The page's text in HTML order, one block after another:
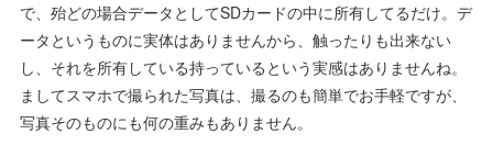
で、殆どの場合データとしてSDカードの中に所有してるだけ。デ
ータというものに実体はありませんから、触ったりも出来ない
し、それを所有している持っているという実感はありませんね。
ましてスマホで撮られた写真は、撮るのも簡単でお手軽ですが、
写真そのものにも何の重みもありません。